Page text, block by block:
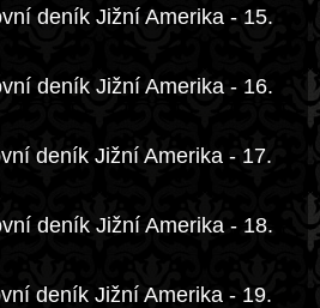
deník Jižní Amerika - 15.
deník Jižní Amerika - 16.
deník Jižní Amerika - 17.
deník Jižní Amerika - 18.
deník Jižní Amerika - 19.